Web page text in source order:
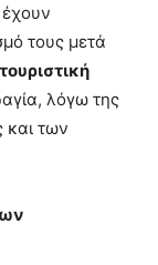
έχουν
τους μετά
λόγω της
και των